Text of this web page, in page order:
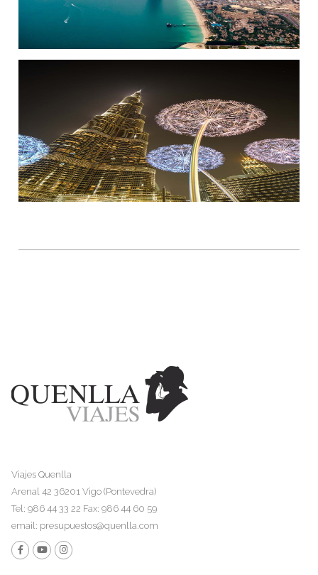
Viajes Quenlla
Arenal 42 36201 Vigo (Pontevedra)
Tel: 986 44 33 22 Fax: 986 44 60 59
email: presupuestos@quenlla.com